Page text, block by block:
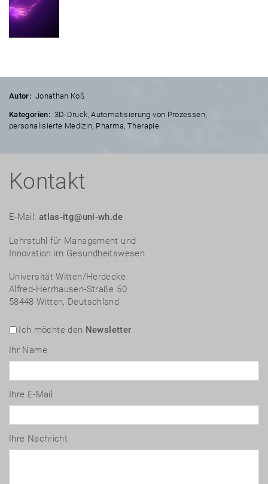
Autor: Jonathan Koß
Kategorien: 3D-Druck,Automatisierung von Prozessen,
personalisierte Medizin, Pharma,Therapie
Kontakt
E-Mail: atlas-itg@uni-wh.de
Lehrstuhl für Management und
Innovation im Gesundheitswesen
Universität Witten/Herdecke
Alfred-Herrhausen-Straße 50
58448 Witten, Deutschland
Ich möchte den Newsletter
Ihr Name
Ihre E-Mail
Ihre Nachricht